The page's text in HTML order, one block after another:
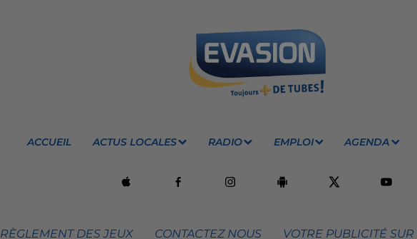
ACCUEIL ACTUS LOCALES RADIO EMPLOI AGENDA
RÈGLEMENT DES JEUX CONTACTEZ NOUS VOTRE PUBLICITÉ